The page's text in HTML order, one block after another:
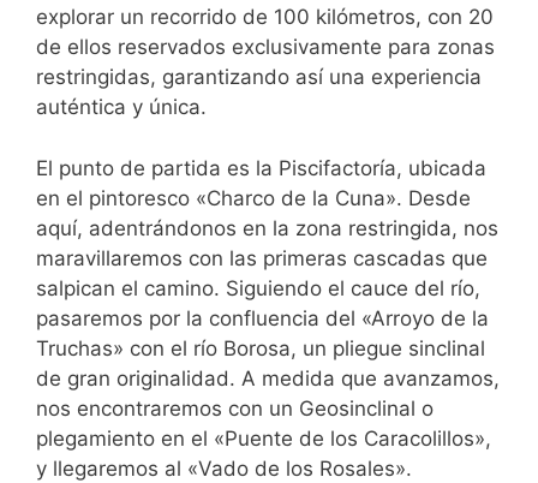
explorar un recorrido de 100 kilómetros, con 20
de ellos reservados exclusivamente para zonas
restringidas, garantizando así una experiencia
auténtica y única.
El punto de partida es la Piscifactoría, ubicada
en el pintoresco «Charco de la Cuna». Desde
aquí, adentrándonos en la zona restringida, nos
maravillaremos con las primeras cascadas que
salpican el camino. Siguiendo el cauce del río,
pasaremos por la confluencia del «Arroyo de la
Truchas» con el río Borosa, un pliegue sinclinal
de gran originalidad. A medida que avanzamos,
nos encontraremos con un Geosinclinal o
plegamiento en el «Puente de los Caracolillos»,
y llegaremos al «Vado de los Rosales».